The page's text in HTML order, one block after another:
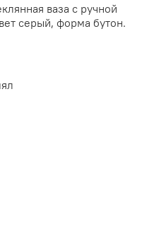
ваза с ручной
серый, форма бутон.